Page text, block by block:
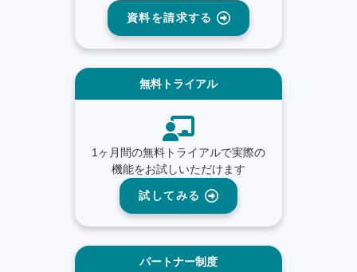
資料を請求する
無料トライアル
1ヶ月間の無料トライアルで実際の
機能をお試しいただけます
試してみる
パートナー制度